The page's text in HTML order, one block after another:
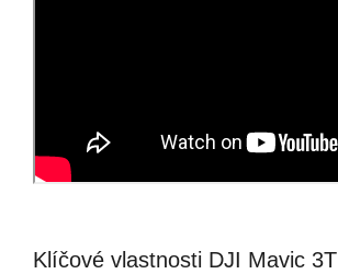
Klíčové vlastnosti DJI Mavic 3T